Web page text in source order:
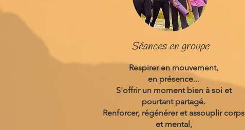
Séances en groupe
Respirer en mouvement,
en présence...
S'offrir un moment bien à soi et
pourtant partagé.
Renforcer, régénérer et assouplir corps
et mental,